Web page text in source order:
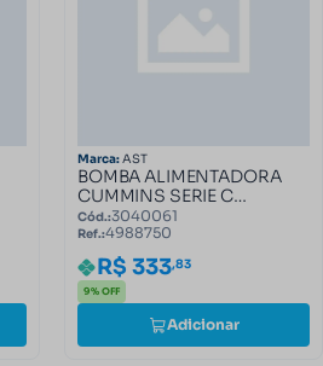
Marca:AST
BOMBA ALIMENTADORA
CUMMINS SERIE C
4988750
Cód.:3040061
Ref.:4988750
R$ 333,83
9% OFF
Adicionar